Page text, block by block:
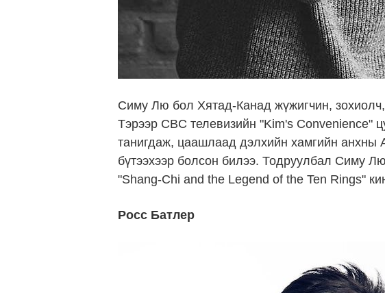
Симу Лю бол Хятад-Канад жүжигчин,
Тэрээр CBC телевизийн "Kim's Convenience"
танигдаж, цаашлаад дэлхийн хамгийн анхны
бүтээхээр болсон билээ. Тодруулбал Симу
"Shang-Chi and the Legend of the Ten Rings"
Росс Батлер